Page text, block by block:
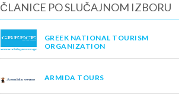
ČLANICE PO SLUČAJNOM IZBORU
GREEK NATIONAL TOURISM
ORGANIZATION
ARMIDA TOURS